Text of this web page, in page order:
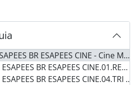
CINE - Cine Memória - As Salas de Cinema do Espírito Santo, 1896 - 2013
BR ESAPEES CINE.01.REN - Cine Renascença, 1952
BR ESAPEES CINE.04.TRI - Cine Trianon, 2007